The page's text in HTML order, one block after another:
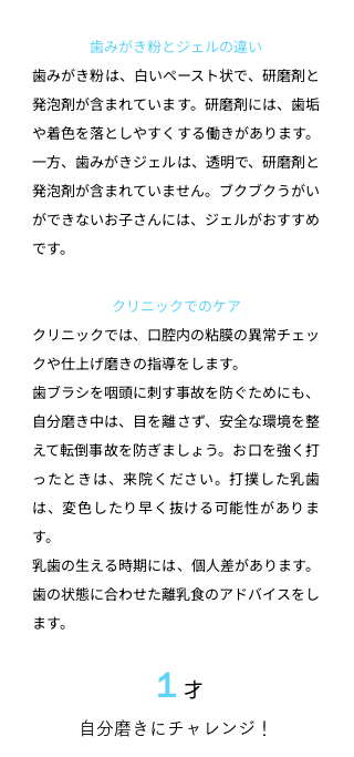
歯みがき粉とジェルの違い
歯みがき粉は、白いペースト状で、研磨剤と
発泡剤が含まれています。研磨剤には、歯垢
や着色を落としやすくする働きがあります。
一方、歯みがきジェルは、透明で、研磨剤と
発泡剤が含まれていません。ブクブクうがい
ができないお子さんには、ジェルがおすすめ
です。
クリニックでのケア
クリニックでは、口腔内の粘膜の異常チェッ
クや仕上げ磨きの指導をします。
歯ブラシを咽頭に刺す事故を防ぐためにも、
自分磨き中は、目を離さず、安全な環境を整
えて転倒事故を防ぎましょう。お口を強く打
ったときは、来院ください。打撲した乳歯
は、変色したり早く抜ける可能性がありま
す。
乳歯の生える時期には、個人差があります。
歯の状態に合わせた離乳食のアドバイスをし
ます。
１ 才
自分磨きにチャレンジ！